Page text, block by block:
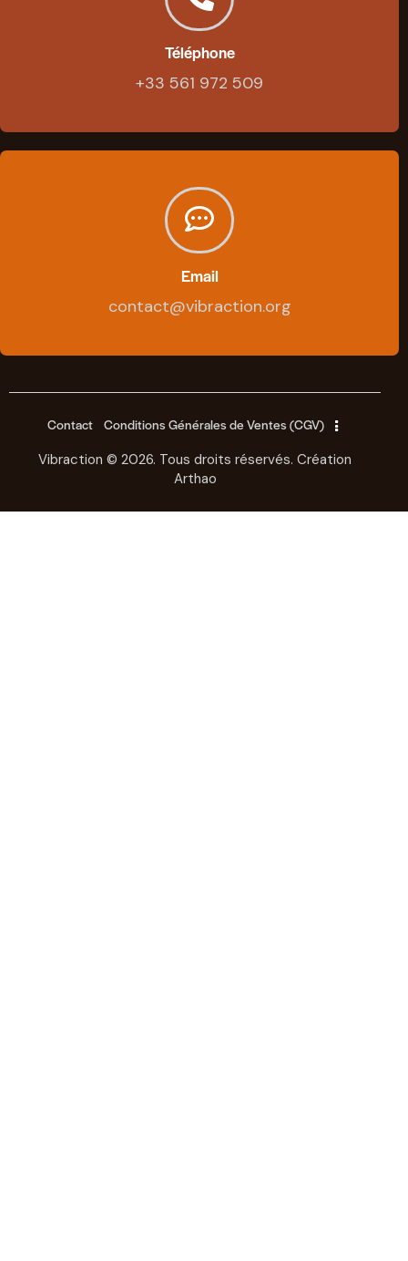
Téléphone
+33 561 972 509
Email
contact@vibraction.org
Contact
Conditions Générales de Ventes (CGV)
Vibraction © 2026. Tous droits réservés. Création
Arthao